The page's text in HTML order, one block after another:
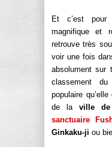
Et c’est
magnifique et
retrouve très
voir une fois
absolument sur
classement
populaire
de la ville de
sanctuaire
Ginkaku-ji ou